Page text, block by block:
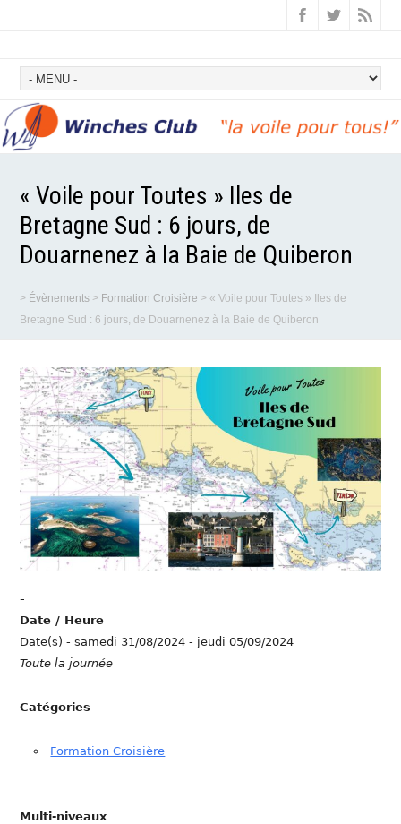
« Voile pour Toutes » Iles de
Bretagne Sud : 6 jours, de
Douarnenez à la Baie de Quiberon
> Évènements > Formation Croisière >« Voile pour Toutes » Iles de
Bretagne Sud : 6 jours, de Douarnenez à la Baie de Quiberon
-
Date / Heure
Date(s) - samedi 31/08/2024 - jeudi 05/09/2024
Toute la journée
Catégories
Formation Croisière
Multi-niveaux